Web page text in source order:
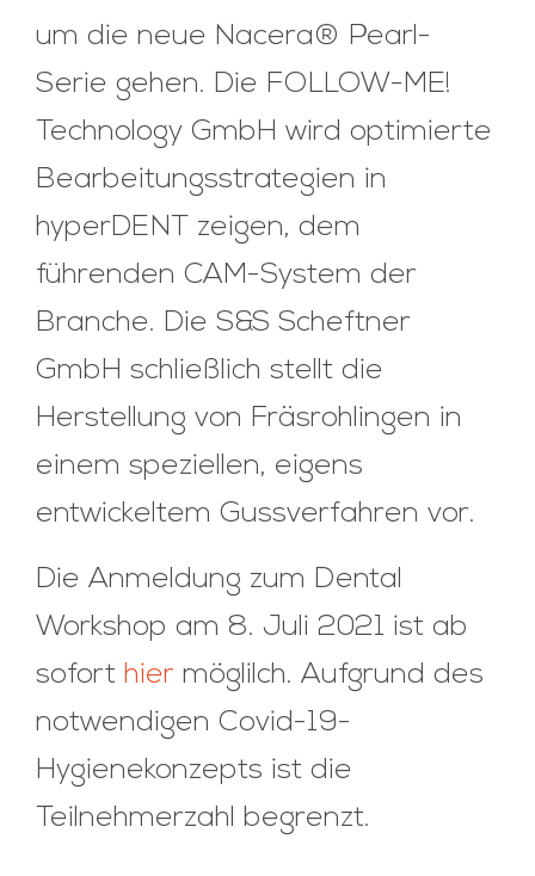
um die neue Nacera® Pearl-
Serie gehen. Die FOLLOW-ME!
Technology GmbH wird optimierte
Bearbeitungsstrategien in
hyperDENT zeigen, dem
führenden CAM-System der
Branche. Die S&S Scheftner
GmbH schließlich stellt die
Herstellung von Fräsrohlingen in
einem speziellen, eigens
entwickeltem Gussverfahren vor.
Die Anmeldung zum Dental
Workshop am 8. Juli 2021 ist ab
sofort hier möglilch. Aufgrund des
notwendigen Covid-19-
Hygienekonzepts ist die
Teilnehmerzahl begrenzt.